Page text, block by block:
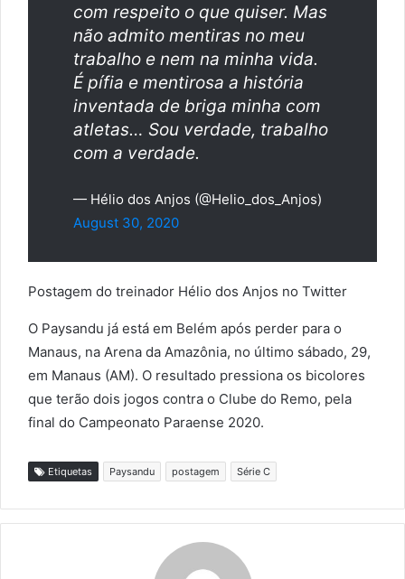
com respeito o que quiser. Mas
não admito mentiras no meu
trabalho e nem na minha vida.
É pífia e mentirosa a história
inventada de briga minha com
atletas… Sou verdade, trabalho
com a verdade.
— Hélio dos Anjos (@Helio_dos_Anjos)
August 30, 2020
Postagem do treinador Hélio dos Anjos no Twitter
O Paysandu já está em Belém após perder para o
Manaus, na Arena da Amazônia, no último sábado, 29,
em Manaus (AM). O resultado pressiona os bicolores
que terão dois jogos contra o Clube do Remo, pela
final do Campeonato Paraense 2020.
Etiquetas Paysandu postagem Série C